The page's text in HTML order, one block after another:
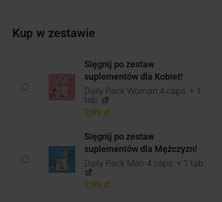
Kup w zestawie
Sięgnij po zestaw
suplementów dla Kobiet!
Daily Pack Woman 4 caps. + 1
tab.
2,99 zł
Sięgnij po zestaw
suplementów dla Mężczyzn!
Daily Pack Man 4 caps. + 1 tab.
2,99 zł